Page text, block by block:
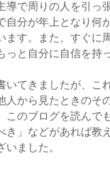
導で周りの人を引っ
自分が年上となり何
ます。また、すぐに
っと自分に自信を持
いてきましたが、こ
人から見たときのそ
このブログを読んで
き」などがあれば教
いました。